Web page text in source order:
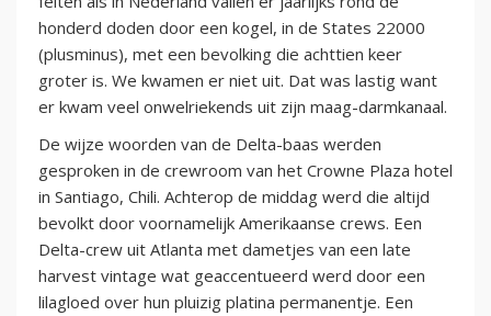
honderd doden door een kogel, in de States 22000
(plusminus), met een bevolking die achttien keer
groter is. We kwamen er niet uit. Dat was lastig want
er kwam veel onwelriekends uit zijn maag-darmkanaal.
De wijze woorden van de Delta-baas werden
gesproken in de crewroom van het Crowne Plaza hotel
in Santiago, Chili. Achterop de middag werd die altijd
bevolkt door voornamelijk Amerikaanse crews. Een
Delta-crew uit Atlanta met dametjes van een late
harvest vintage wat geaccentueerd werd door een
lilagloed over hun pluizig platina permanentje. Een